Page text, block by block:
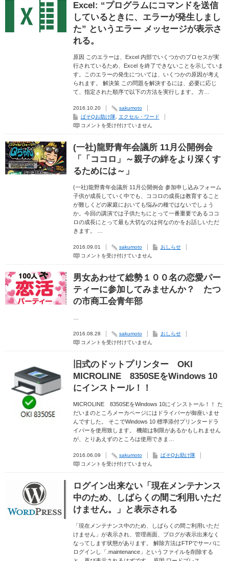
ー
ミ
ー
コ
ロ
ッ
ケ
上
郡
は
Excel: “プログラムにコマンドを送信
しているときに、エラーが発生しまし
た” というエラー メッセージが表示さ
れる。
原因 このエラーは、Excel 内部でいくつかのプロセスが実
行されているため、Excel を終了できないことを示していま
す。このエラーの発生については、いくつかの原因が考え
られます。 解決策 この問題を解決するには、必要に応じ
て、指定された順序で以下の方法を実行します。 方…
2016.10.20
sakumoto
ぱそQお助け隊
エクセル・ワード
Excel:
ラ
ム
コ
マ
ド
を
送
信
て
い
る
と
に、
エ
ー
が
発
し
ま
し
エ
ラ
ー
メ
セ
ジ
表
さ
れ
る。
は
コメントを受け付けていません
(一社)龍野青年会議所 11月公開例会
「「ココロ」～親子の絆をより深くす
るためには～」
(一社)龍野青年会議所 11月公開例会 参加申し込みフォーム
子供が成長していく中でも、ココロの成長は教育すること
が難しくどの家庭においても悩みの種ではないでしょう
か。今回の講演では子供たちにとって一番重要であるココ
ロの成長にとって最も大切なのは何なのかをお話しいただ
きます。 …
2016.09.01 sakumoto
おしらせ
(一
野
青
年
会
議
所
例
会
ロ」
～
親
子
の
絆
よ
深
く
す
る
た
は
～」
コメントを受け付けていません
男女あわせて総勢１００名の恋愛パー
ティーに参加してみませんか？ たつ
の市商工会青年部
2016.08.28 sakumoto
おしらせ
男
わ
せ
て
総
勢
１
０
の
恋
愛
パ
ー
ィ
ー
に
し
て
み
ま
せ
ん
た
つ
の
市
商
工
コメントを受け付けていません
旧式のドットプリンター OKI
MICROLINE 8350SEをWindows 10
にインストール！！
MICROLINE 8350SEをWindows 10にインストール！！ た
だいまのところメーカページにはドライバーが御座いませ
んですした。 そこでWindows 10 標準添付プリンタードラ
イバーを使用致します。 機能は制限があるかもしれません
が、とりあえずのところは使用できま…
2016.06.09 sakumoto
ぱそQお助け隊
旧
ド
ッ
ト
プ
リ
ン
ー
MICROLINE
8350SE
を
Windows
コメントを受け付けていません
ログイン出来ない「現在メンテナンス
中のため、しばらくの間ご利用いただ
けません。」と表示される
「現在メンテナンス中のため、しばらくの間ご利用いただ
けません」が表示され、管理画面、ブログが表示出来なく
なってします状態があります。 解除方法はFTPでサーバに
ログインし「.maintenance」というファイルを削除する